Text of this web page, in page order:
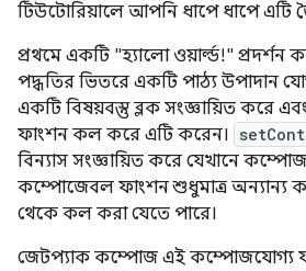
টিউটোরিয়ালে আপনি ধাপে ধাপে এটি
প্রথমে একটি "হ্যালো ওয়ার্ল্ড!" প্রদর্শন
পদ্ধতির ভিতরে একটি পাঠ্য উপাদান
একটি বিষয়বস্তু ব্লক সংজ্ঞায়িত করে
ফাংশন কল করে এটি করেন।
বিন্যাস সংজ্ঞায়িত করে যেখানে
কম্পোজেবল ফাংশন শুধুমাত্র অন্যান্য
থেকে কল করা যেতে পারে।
জেটপ্যাক কম্পোজ এই কম্পোজযোগ্য